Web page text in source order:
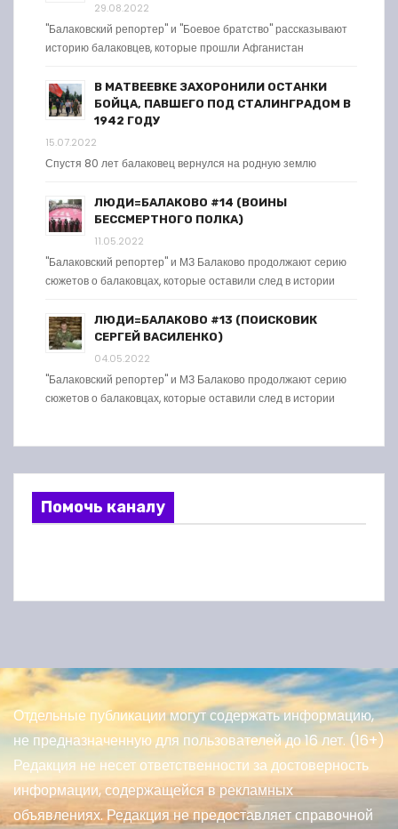
29.08.2022
"Балаковский репортер" и "Боевое братство" рассказывают
историю балаковцев, которые прошли Афганистан
В МАТВЕЕВКЕ ЗАХОРОНИЛИ ОСТАНКИ
БОЙЦА, ПАВШЕГО ПОД СТАЛИНГРАДОМ В
1942 ГОДУ
15.07.2022
Спустя 80 лет балаковец вернулся на родную землю
ЛЮДИ=БАЛАКОВО #14 (ВОИНЫ
БЕССМЕРТНОГО ПОЛКА)
11.05.2022
"Балаковский репортер" и МЗ Балаково продолжают серию
сюжетов о балаковцах, которые оставили след в истории
ЛЮДИ=БАЛАКОВО #13 (ПОИСКОВИК
СЕРГЕЙ ВАСИЛЕНКО)
04.05.2022
"Балаковский репортер" и МЗ Балаково продолжают серию
сюжетов о балаковцах, которые оставили след в истории
Помочь каналу
Отдельные публикации могут содержать информацию,
не предназначенную для пользователей до 16 лет. (16+)
Редакция не несет ответственности за достоверность
информации, содержащейся в рекламных
объявлениях. Редакция не предоставляет справочной